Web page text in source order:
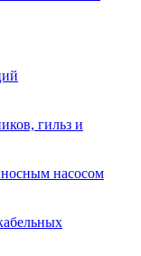
гильз и
насосом